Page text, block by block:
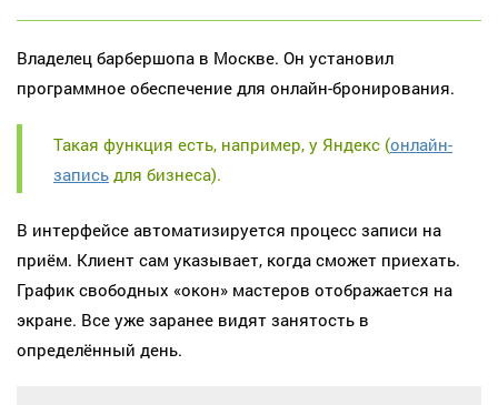
Владелец барбершопа в Москве. Он установил
программное обеспечение для онлайн-бронирования.
Такая функция есть, например, у Яндекс (онлайн-
запись для бизнеса).
В интерфейсе автоматизируется процесс записи на
приём. Клиент сам указывает, когда сможет приехать.
График свободных «окон» мастеров отображается на
экране. Все уже заранее видят занятость в
определённый день.